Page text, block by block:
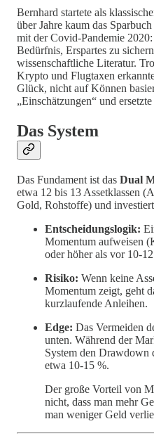
Bernhard startete als
über Jahre kaum das
mit der Covid-Pandemie
Bedürfnis, Erspartes zu
wissenschaftliche Literatur.
Krypto und Flugtaxen
Glück, nicht auf Können
„Einschätzungen“ und
Das System
Das Fundament ist das Dual
etwa 12 bis 13 Assetklassen
Gold, Rohstoffe) und
Entscheidungslogik:
Momentum aufweisen
oder höher als vor 10-
Risiko: Wenn keine
Momentum zeigt, geht
kurzlaufende Anleihen.
Edge: Das Vermeiden
unten. Während der
System den Drawdown
etwa 10-15 %.
Der große Vorteil von
nicht, dass man mehr
man weniger Geld